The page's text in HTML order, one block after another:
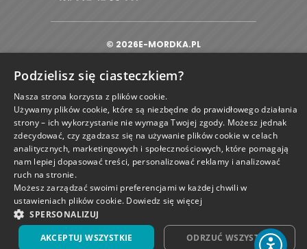
© 2026E-MORDKA.PL
zamknij
Podzielisz się ciasteczkiem?
Nasza strona korzysta z plików cookie.
Używamy plików cookie, które są niezbędne do prawidłowego działania
strony – ich wykorzystanie nie wymaga Twojej zgody. Możesz jednak
zdecydować, czy zgadzasz się na używanie plików cookie w celach
analitycznych, marketingowych i społecznościowych, które pomagają
nam lepiej dopasować treści, personalizować reklamy i analizować
ruch na stronie.
Możesz zarządzać swoimi preferencjami w każdej chwili w
ustawieniach plików cookie. Dowiedz się więcej
SPERSONALIZUJ
AKCEPTUJ WSZYSTKIE
ODRZUĆ WSZYSTKIE